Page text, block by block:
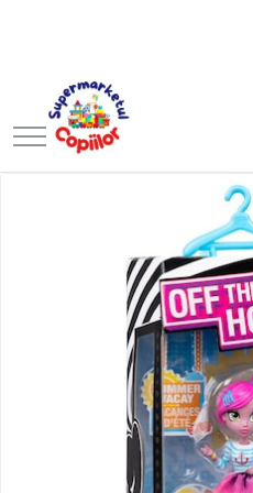
Casa, Gradina & Bricolaj
Decoratiuni
Mobila gradina & terasa
Gaming, Carti & Birotica
Carti pentru copii
Activitati extracurriculare
Povesti pentru copii
Carti de Povesti pentru Copii
Rechizite si papetarie pentru